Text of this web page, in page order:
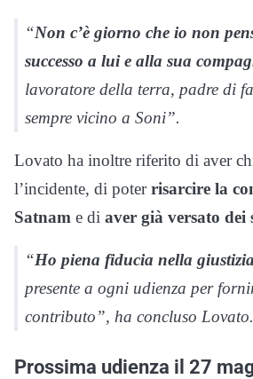
“Non c’è giorno che io non
successo a lui e alla sua
lavoratore della terra, padre di
sempre vicino a Soni”.
Lovato ha inoltre riferito di aver
l’incidente, di poterrisarcire la
Satnam e di aver già versato dei
“Ho piena fiducia nella giustizia
presente a ogni udienza per
contributo”, ha concluso Lovato.
Prossima udienza il 27